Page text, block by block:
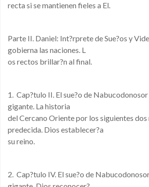
recta si se mantienen fieles a El.
Parte II. Daniel: Int?rprete de Sue?os y
gobierna las naciones. L
os rectos brillar?n al final.
1. Cap?tulo II. El sue?o de
gigante. La historia
del Cercano Oriente por los siguientes dos
predecida. Dios establecer?a
su reino.
2. Cap?tulo IV. El sue?o de